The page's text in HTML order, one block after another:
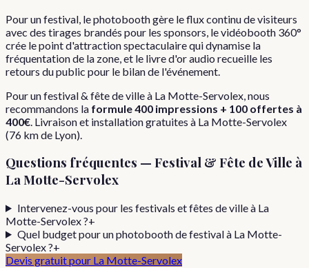
Pour un festival, le photobooth gère le flux continu de visiteurs
avec des tirages brandés pour les sponsors, le vidéobooth 360°
crée le point d'attraction spectaculaire qui dynamise la
fréquentation de la zone, et le livre d'or audio recueille les
retours du public pour le bilan de l'événement.
Pourunfestival & fête de villeà La Motte-Servolex , nous
recommandons la formule400 impressions + 100 offertes à
400€ . Livraison et installation gratuites à La Motte-Servolex
(76 km de Lyon).
Questions fréquentes — Festival & Fête de Ville à
La Motte-Servolex
Intervenez-vous pour les festivals et fêtes de ville à La
Motte-Servolex ?+
Quel budget pour un photobooth de festival à La Motte-
Servolex ?+
Devis gratuit pour La Motte-Servolex